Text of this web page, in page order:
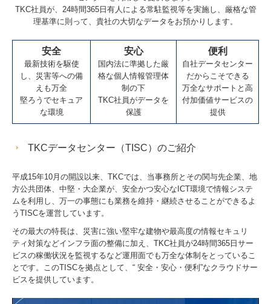
TKC社員が、24時間365日有人による常駐監視等を実施し、厳格な管
理基準に則って、貴社の大切なデータをお預かりします。
安全
最新技術を駆使
し、災害等への備
えも万全
堅ろうでセキュア
な環境
安心
国内法に準拠した厳
格な個人情報管理体
制の下
TKC社員がデータを
保護
便利
自社データセンター
だからこそできる
万全なサポートと高
付加価値サービスの
提供
TKCデータセンター（TISC）のご紹介
平成15年10月の開設以来、TKCでは、当事務所とその関与先企業、地
方公共団体、中堅・大企業が、安全かつ安心なICT環境で情報システ
ムを利用し、万一の事態にも業務を維持・継続させることができるよ
うTISCを運営しています。
その最大の特長は、災害に強い堅牢な建物や最高度の情報セキュリ
ティ対策などインフラ面の整備に加え、TKC社員が24時間365日サー
ビスの稼働状況を監視するなど運用面でも万全な体制をとっているこ
とです。このTISCを拠点として、“ 安全・安心・便利”なクラウドサー
ビスを提供しています。